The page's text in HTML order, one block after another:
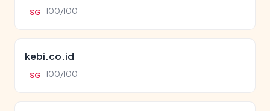
SG 100/100
kebi.co.id
SG 100/100